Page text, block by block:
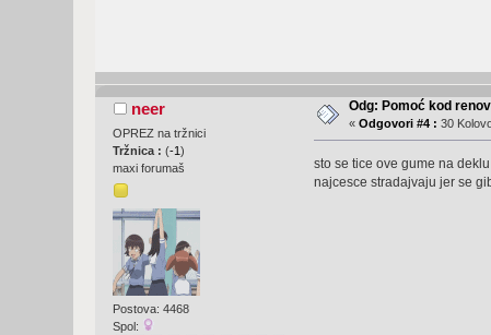
neer
OPREZ na tržnici
Tržnica :(-1)
maxi forumaš
Postova: 4468
Spol:
Odg: Pomoć kod
«Odgovori #4 : 30
sto se tice ove gume na
najcesce stradajvaju jer se